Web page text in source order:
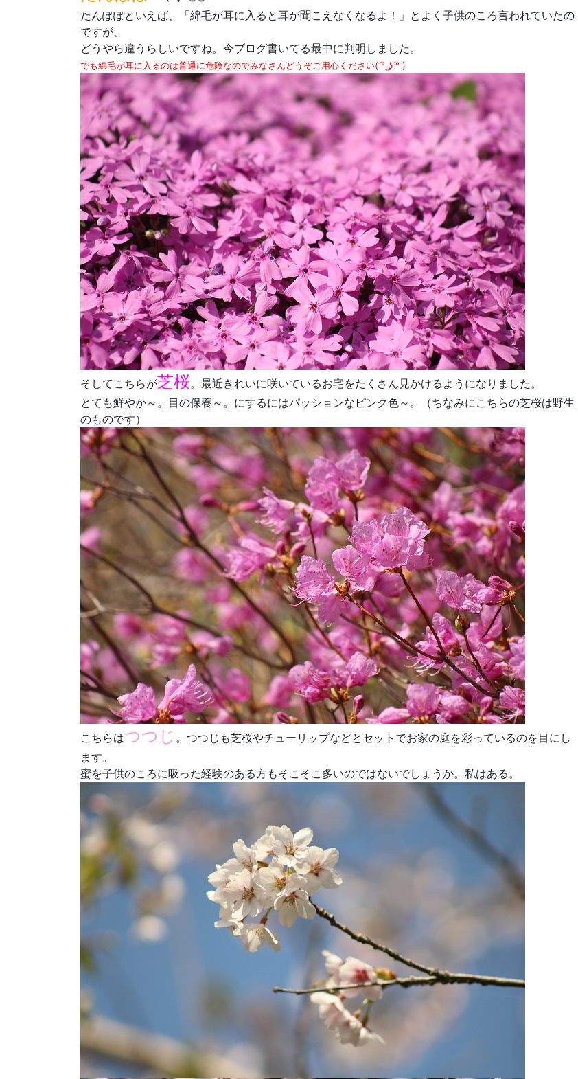
たんぽぽといえば、「綿毛が耳に入ると耳が聞こえなくなるよ！」とよく子供のころ言われていたの
ですが、
どうやら違うらしいですね。今ブログ書いてる最中に判明しました。
でも綿毛が耳に入るのは普通に危険なのでみなさんどうぞご用心ください( ͡° ͜ʖ ͡° )
そしてこちらが芝桜。最近きれいに咲いているお宅をたくさん見かけるようになりました。
とても鮮やか～。目の保養～。にするにはパッションなピンク色～。（ちなみにこちらの芝桜は野生
のものです）
こちらはつつじ 。つつじも芝桜やチューリップなどとセットでお家の庭を彩っているのを目にし
ます。
蜜を子供のころに吸った経験のある方もそこそこ多いのではないでしょうか。私はある。